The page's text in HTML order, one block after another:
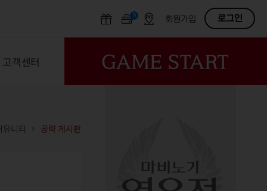
N OFF회원가입 로그인
고객센터
뮤니티 공략 게시판